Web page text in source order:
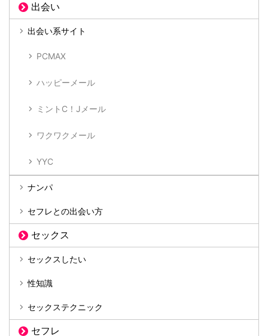
出会い
出会い系サイト
PCMAX
ハッピーメール
ミントC！Jメール
ワクワクメール
YYC
ナンパ
セフレとの出会い方
セックス
セックスしたい
性知識
セックステクニック
セフレ